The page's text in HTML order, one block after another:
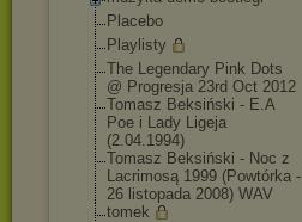
Placebo
Playlisty
The Legendary Pink Dots
@ Progresja 23rd Oct 2012
Tomasz Beksiński - E.A
Poe i Lady Ligeja
(2.04.1994)
Tomasz Beksiński - Noc z
Lacrimosą 1999 (Powtórka -
26 listopada 2008) WAV
tomek